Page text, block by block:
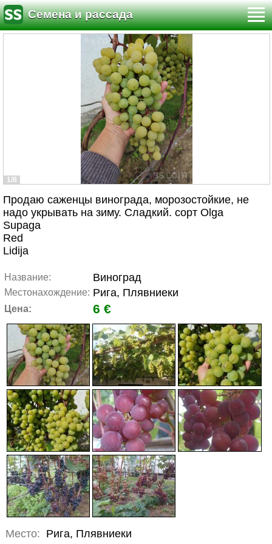
Семена и рассада
1/8
Продаю саженцы винограда, морозостойкие, не
надо укрывать на зиму. Сладкий. сорт Olga
Supaga
Red
Lidija
Название: Виноград
Местонахождение: Рига, Плявниеки
Цена: 6 €
Место: Рига, Плявниеки